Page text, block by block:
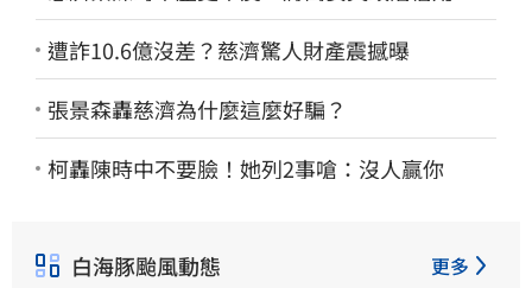
遭詐10.6億沒差？慈濟驚人財產震撼曝
張景森轟慈濟為什麼這麼好騙？
柯轟陳時中不要臉！她列2事嗆：沒人贏你
白海豚颱風動態 更多